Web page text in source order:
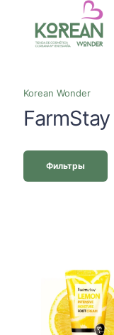
Korean Wonder
FarmStay
Фильтры